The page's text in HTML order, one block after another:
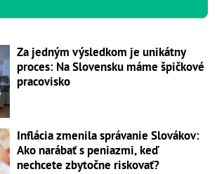
Za jedným výsledkom je unikátny
proces: Na Slovensku máme špičkové
pracovisko
Inflácia zmenila správanie Slovákov:
Ako narábať s peniazmi, keď
nechcete zbytočne riskovať?